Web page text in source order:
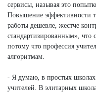
сервисы, называя это
Повышение эффективности
работы дешевле, жестче
стандартизированным», что
потому что профессия
алгоритмам.
- Я думаю, в простых
учителей. В элитарных